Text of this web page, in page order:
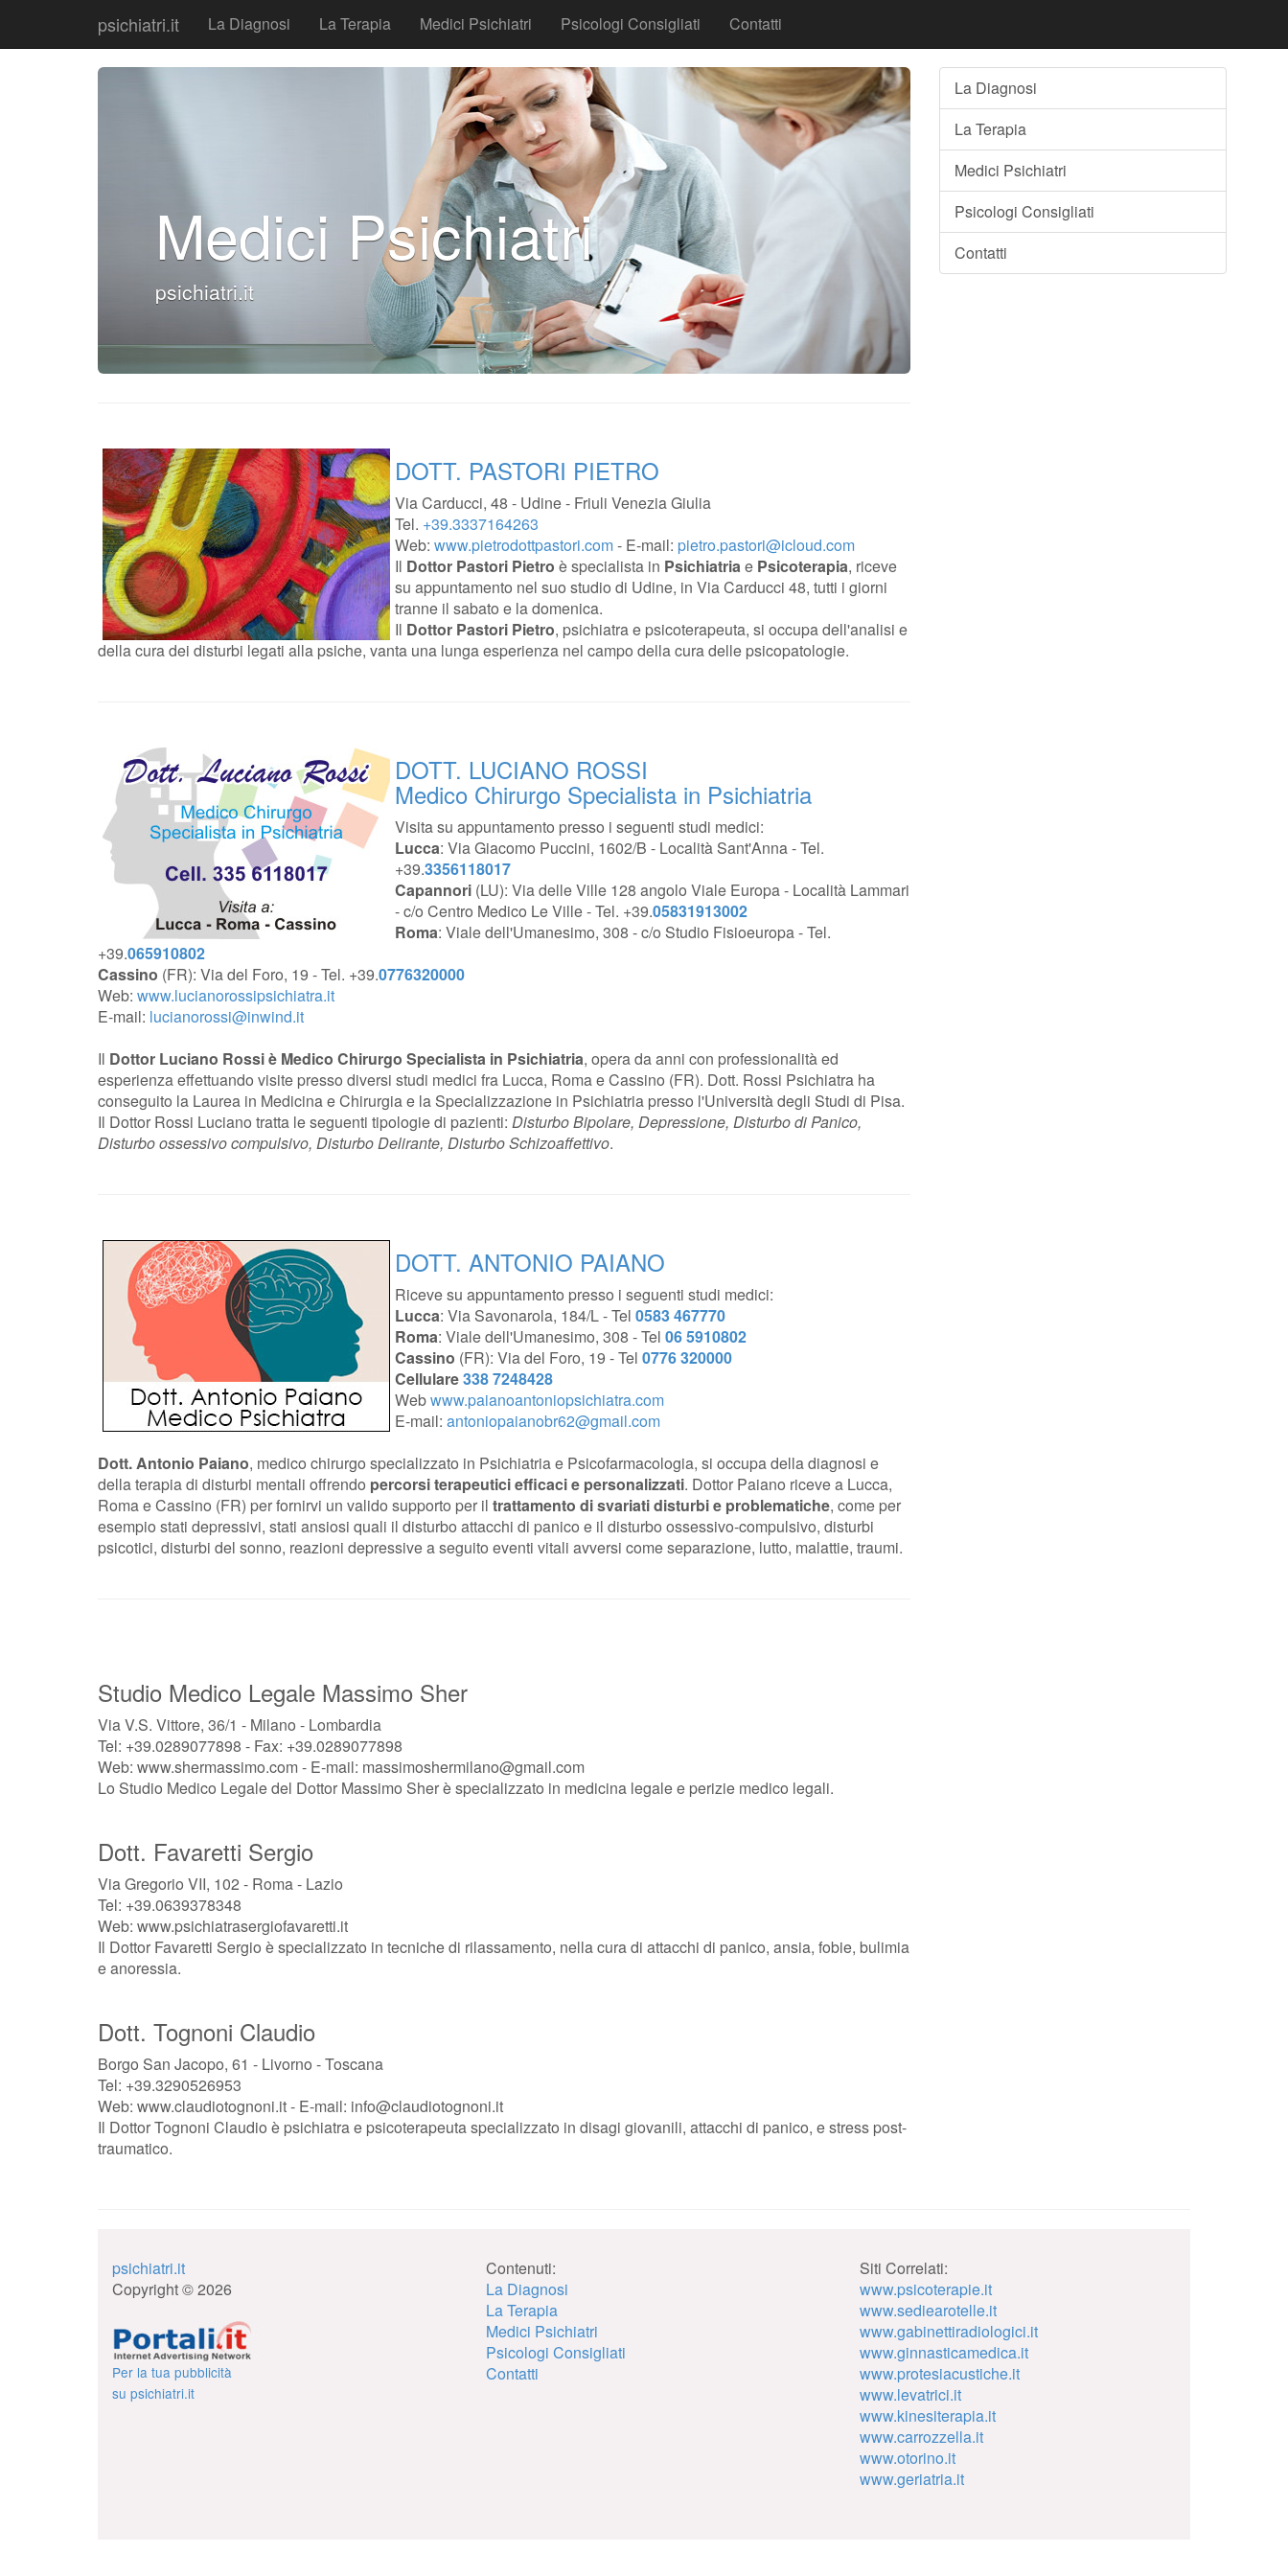
psichiatri.it La Diagnosi La Terapia Medici Psichiatri Psicologi Consigliati Contatti
Medici Psichiatri
psichiatri.it
DOTT. PASTORI PIETRO
Via Carducci, 48 - Udine - Friuli Venezia Giulia
Tel. +39.3337164263
Web: www.pietrodottpastori.com- E-mail: pietro.pastori@icloud.com
Il Dottor Pastori Pietro è specialista in Psichiatriae Psicoterapia, riceve
su appuntamento nel suo studio di Udine, in Via Carducci 48, tutti i giorni
tranne il sabato e la domenica.
Il Dottor Pastori Pietro, psichiatra e psicoterapeuta, si occupa dell'analisi e
della cura dei disturbi legati alla psiche, vanta una lunga esperienza nel campo della cura delle psicopatologie.
DOTT. LUCIANO ROSSI
Medico Chirurgo Specialista in Psichiatria
Visita su appuntamento presso i seguenti studi medici:
Lucca: Via Giacomo Puccini, 1602/B - Località Sant'Anna - Tel.
+39.3356118017
Capannori (LU): Via delle Ville 128 angolo Viale Europa - Località Lammari
- c/o Centro Medico Le Ville - Tel. +39.05831913002
Roma: Viale dell'Umanesimo, 308 - c/o Studio Fisioeuropa - Tel.
+39.065910802
Cassino (FR): Via del Foro, 19 - Tel. +39.0776320000
Web: www.lucianorossipsichiatra.it
E-mail: lucianorossi@inwind.it
Il Dottor Luciano Rossi è Medico Chirurgo Specialista in Psichiatria, opera da anni con professionalità ed
esperienza effettuando visite presso diversi studi medici fra Lucca, Roma e Cassino (FR). Dott. Rossi Psichiatra ha
conseguito la Laurea in Medicina e Chirurgia e la Specializzazione in Psichiatria presso l'Università degli Studi di Pisa.
Il Dottor Rossi Luciano tratta le seguenti tipologie di pazienti: Disturbo Bipolare, Depressione, Disturbo di Panico,
Disturbo ossessivo compulsivo, Disturbo Delirante, Disturbo Schizoaffettivo.
DOTT. ANTONIO PAIANO
Riceve su appuntamento presso i seguenti studi medici:
Lucca: Via Savonarola, 184/L - Tel 0583 467770
Roma: Viale dell'Umanesimo, 308 - Tel 06 5910802
Cassino (FR): Via del Foro, 19 - Tel 0776 320000
Cellulare338 7248428
Webwww.paianoantoniopsichiatra.com
E-mail: antoniopaianobr62@gmail.com
Dott. Antonio Paiano, medico chirurgo specializzato in Psichiatria e Psicofarmacologia, si occupa della diagnosi e
della terapia di disturbi mentali offrendo percorsi terapeutici efficaci e personalizzati. Dottor Paiano riceve a Lucca,
Roma e Cassino (FR) per fornirvi un valido supporto per il trattamento di svariati disturbi e problematiche, come per
esempio stati depressivi, stati ansiosi quali il disturbo attacchi di panico e il disturbo ossessivo-compulsivo, disturbi
psicotici, disturbi del sonno, reazioni depressive a seguito eventi vitali avversi come separazione, lutto, malattie, traumi.
Studio Medico Legale Massimo Sher
Via V.S. Vittore, 36/1 - Milano - Lombardia
Tel: +39.0289077898 - Fax: +39.0289077898
Web: www.shermassimo.com - E-mail: massimoshermilano@gmail.com
Lo Studio Medico Legale del Dottor Massimo Sher è specializzato in medicina legale e perizie medico legali.
Dott. Favaretti Sergio
Via Gregorio VII, 102 - Roma - Lazio
Tel: +39.0639378348
Web: www.psichiatrasergiofavaretti.it
Il Dottor Favaretti Sergio è specializzato in tecniche di rilassamento, nella cura di attacchi di panico, ansia, fobie, bulimia
e anoressia.
Dott. Tognoni Claudio
Borgo San Jacopo, 61 - Livorno - Toscana
Tel: +39.3290526953
Web: www.claudiotognoni.it - E-mail: info@claudiotognoni.it
Il Dottor Tognoni Claudio è psichiatra e psicoterapeuta specializzato in disagi giovanili, attacchi di panico, e stress post-
traumatico.
La Diagnosi
La Terapia
Medici Psichiatri
Psicologi Consigliati
Contatti
psichiatri.it
Copyright © 2026
Per la tua pubblicità
su psichiatri.it
Contenuti:
La Diagnosi
La Terapia
Medici Psichiatri
Psicologi Consigliati
Contatti
Siti Correlati:
www.psicoterapie.it
www.sediearotelle.it
www.gabinettiradiologici.it
www.ginnasticamedica.it
www.protesiacustiche.it
www.levatrici.it
www.kinesiterapia.it
www.carrozzella.it
www.otorino.it
www.geriatria.it